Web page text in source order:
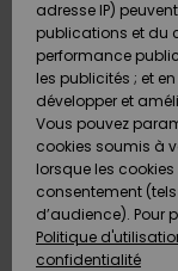
SNOW
OUTLET
AIDE &
CONTACT
MAGASINS
adresse IP)
publications et du
performance
les publicités ; et
développer et
Vous pouvez
cookies soumis à
lorsque les
consentement
d’audience). Pour
Politique
confidentialité